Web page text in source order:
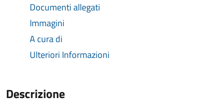
Documenti allegati
Immagini
A cura di
Ulteriori Informazioni
Descrizione